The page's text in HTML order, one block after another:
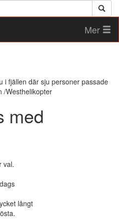
Mer
i fjällen där sju personer passade
/Westhelikopter
med
val.
långt